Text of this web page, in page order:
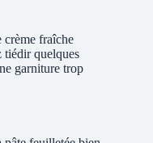
crème fraîche
tiédir quelques
garniture trop